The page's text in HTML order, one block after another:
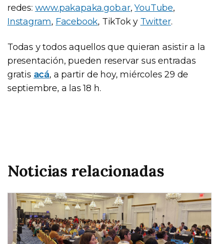
redes: www.pakapaka.gob.ar,YouTube,
Instagram, Facebook, TikTok y Twitter.
Todas y todos aquellos que quieran asistir a la
presentación, pueden reservar sus entradas
gratis acá, a partir de hoy, miércoles 29 de
septiembre, a las 18 h.
Noticias relacionadas